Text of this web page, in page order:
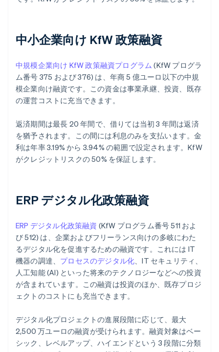
中小企業向け KfW 政策融資
中規模企業向け KfW 政策融資プログラム (KfW プログラ
ム番号 375 および 376) は、年商 5 億ユーロ以下の中規
模企業向け融資です。この資金は事業承継、投資、既存
の運営コストに充当できます。
返済期間は最長 20 年間で、借りては当初 3 年間は返済
を猶予されます。この間には利息のみを支払います。金
利は年率 3.19% から 3.94% の範囲で設定されます。KfW
がクレジットリスクの 50% を保証します。
ERP デジタル化政策融資
ERP デジタル化政策融資 (KfW プログラム番号 511 およ
び 512) は、企業およびフリーランス向けの多岐にわた
るデジタル化を促進するための融資です。これには IT
機器の調達、 プロセスのデジタル化、IT セキュリティ、
人工知能 (AI) といった将来のテクノロジーなどへの投資
が含まれています。この融資は投資のほか、既存プロジ
ェクトのコストにも充当できます。
デジタル化プロジェクトの進展段階に応じて、最大
2,500 万ユーロの融資が受けられます。融資対象はベー
シック、レベルアップ、ハイエンドという 3 段階に分類